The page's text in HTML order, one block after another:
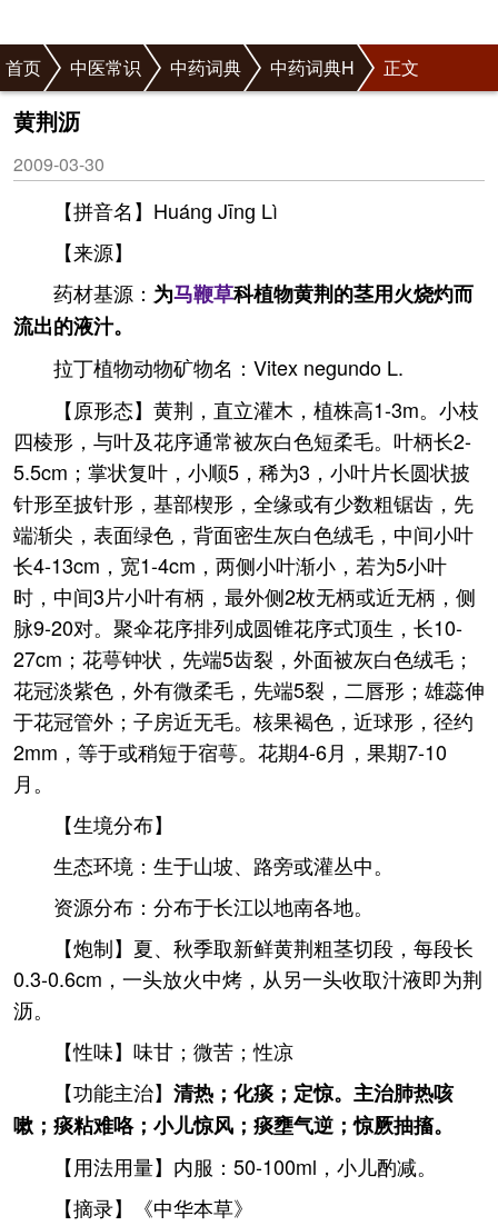
首页 中医常识 中药词典 中药词典H 正文
黄荆沥
2009-03-30
【拼音名】Huánɡ Jīnɡ Lì
【来源】
药材基源： 为马鞭草科植物黄荆的茎用火烧灼而
流出的液汁。
拉丁植物动物矿物名：Vitex negundo L.
【原形态】黄荆，直立灌木，植株高1-3m。小枝
四棱形，与叶及花序通常被灰白色短柔毛。叶柄长2-
5.5cm；掌状复叶，小顺5，稀为3，小叶片长圆状披
针形至披针形，基部楔形，全缘或有少数粗锯齿，先
端渐尖，表面绿色，背面密生灰白色绒毛，中间小叶
长4-13cm，宽1-4cm，两侧小叶渐小，若为5小叶
时，中间3片小叶有柄，最外侧2枚无柄或近无柄，侧
脉9-20对。聚伞花序排列成圆锥花序式顶生，长10-
27cm；花萼钟状，先端5齿裂，外面被灰白色绒毛；
花冠淡紫色，外有微柔毛，先端5裂，二唇形；雄蕊伸
于花冠管外；子房近无毛。核果褐色，近球形，径约
2mm，等于或稍短于宿萼。花期4-6月，果期7-10
月。
【生境分布】
生态环境：生于山坡、路旁或灌丛中。
资源分布：分布于长江以地南各地。
【炮制】夏、秋季取新鲜黄荆粗茎切段，每段长
0.3-0.6cm，一头放火中烤，从另一头收取汁液即为荆
沥。
【性味】味甘；微苦；性凉
【功能主治】 清热；化痰；定惊。主治肺热咳
嗽；痰粘难咯；小儿惊风；痰壅气逆；惊厥抽搐。
【用法用量】内服：50-100ml，小儿酌减。
【摘录】《中华本草》